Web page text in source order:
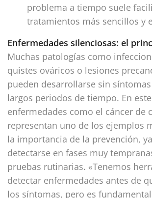
problema a tiempo suele
tratamientos más sencillos y
Enfermedades silenciosas: el
Muchas patologías como
quistes ováricos o lesiones
pueden desarrollarse sin
largos periodos de tiempo. En
enfermedades como el cáncer de
representan uno de los ejemplos
la importancia de la prevención,
detectarse en fases muy
pruebas rutinarias. «Tenemos
detectar enfermedades antes de
los síntomas, pero es